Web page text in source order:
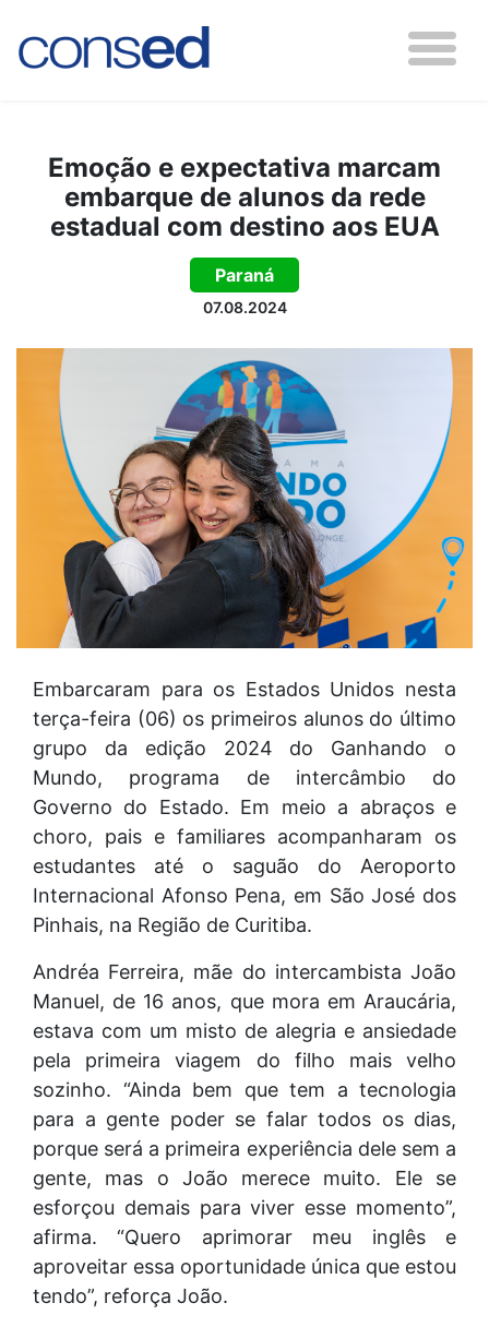
Emoção e expectativa marcam
embarque de alunos da rede
estadual com destino aos EUA
Paraná
07.08.2024
Embarcaram para os Estados Unidos nesta
terça-feira (06) os primeiros alunos do último
grupo da edição 2024 do Ganhando o
Mundo, programa de intercâmbio do
Governo do Estado. Em meio a abraços e
choro, pais e familiares acompanharam os
estudantes até o saguão do Aeroporto
Internacional Afonso Pena, em São José dos
Pinhais, na Região de Curitiba.
Andréa Ferreira, mãe do intercambista João
Manuel, de 16 anos, que mora em Araucária,
estava com um misto de alegria e ansiedade
pela primeira viagem do filho mais velho
sozinho. “Ainda bem que tem a tecnologia
para a gente poder se falar todos os dias,
porque será a primeira experiência dele sem a
gente, mas o João merece muito. Ele se
esforçou demais para viver esse momento”,
afirma. “Quero aprimorar meu inglês e
aproveitar essa oportunidade única que estou
tendo”, reforça João.